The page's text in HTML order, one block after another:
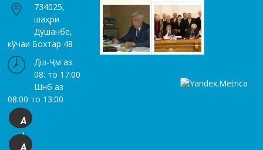
734025,
шаҳри
Душанбе,
кўчаи Бохтар 48
Дш-Ҷм аз
08: то 17:00
Шнб аз
08:00 то 13:00
A
+
A